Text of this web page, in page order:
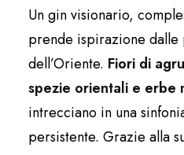
Un gin visionario,
prende ispirazione
dell’Oriente. Fiori di
spezie orientali e erbe
intrecciano in una
persistente. Grazie alla